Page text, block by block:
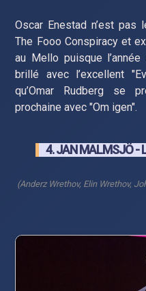
Oscar Enestad n’est pas
The Fooo Conspiracy et
au Mello puisque
brillé avec l’excellent
qu’Omar Rudberg se
prochaine avec "Om igen".
4. JAN MALMSJÖ -
(Anderz Wrethov, Elin Wrethov,